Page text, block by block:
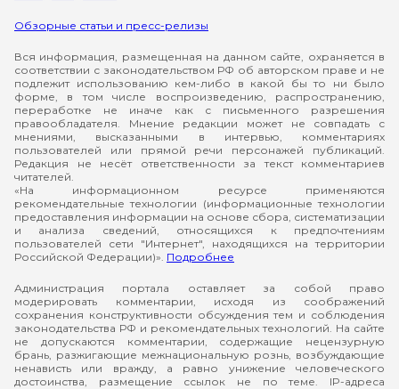
Обзорные статьи и пресс-релизы
Вся информация, размещенная на данном сайте, охраняется в
соответствии с законодательством РФ об авторском праве и не
подлежит использованию кем-либо в какой бы то ни было
форме, в том числе воспроизведению, распространению,
переработке не иначе как с письменного разрешения
правообладателя. Мнение редакции может не совпадать с
мнениями, высказанными в интервью, комментариях
пользователей или прямой речи персонажей публикаций.
Редакция не несёт ответственности за текст комментариев
читателей.
«На информационном ресурсе применяются
рекомендательные технологии (информационные технологии
предоставления информации на основе сбора, систематизации
и анализа сведений, относящихся к предпочтениям
пользователей сети "Интернет", находящихся на территории
Российской Федерации)». Подробнее
Администрация портала оставляет за собой право
модерировать комментарии, исходя из соображений
сохранения конструктивности обсуждения тем и соблюдения
законодательства РФ и рекомендательных технологий. На сайте
не допускаются комментарии, содержащие нецензурную
брань, разжигающие межнациональную рознь, возбуждающие
ненависть или вражду, а равно унижение человеческого
достоинства, размещение ссылок не по теме. IP-адреса